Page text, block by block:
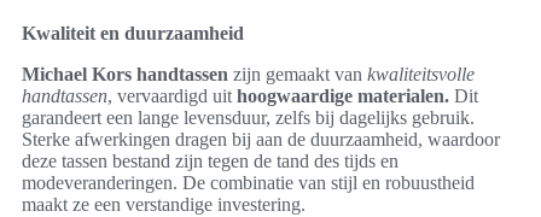
Kwaliteit en duurzaamheid
Michael Kors handtassen zijn gemaakt van kwaliteitsvolle
handtassen, vervaardigd uit hoogwaardige materialen. Dit
garandeert een lange levensduur, zelfs bij dagelijks gebruik.
Sterke afwerkingen dragen bij aan de duurzaamheid, waardoor
deze tassen bestand zijn tegen de tand des tijds en
modeveranderingen. De combinatie van stijl en robuustheid
maakt ze een verstandige investering.